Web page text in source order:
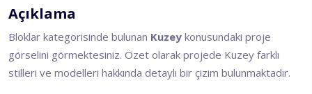
Açıklama
Bloklar kategorisinde bulunan Kuzey konusundaki proje
görselini görmektesiniz. Özet olarak projede Kuzey farklı
stilleri ve modelleri hakkında detaylı bir çizim bulunmaktadır.